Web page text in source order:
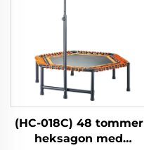
(HC-018C) 48 tommer
heksagon med